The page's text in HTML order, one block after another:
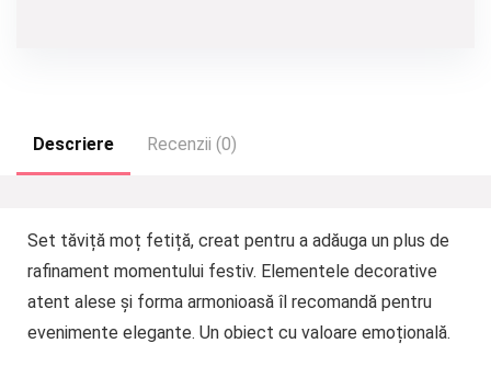
Descriere Recenzii (0)
Set tăviță moț fetiță, creat pentru a adăuga un plus de
rafinament momentului festiv. Elementele decorative
atent alese și forma armonioasă îl recomandă pentru
evenimente elegante. Un obiect cu valoare emoțională.